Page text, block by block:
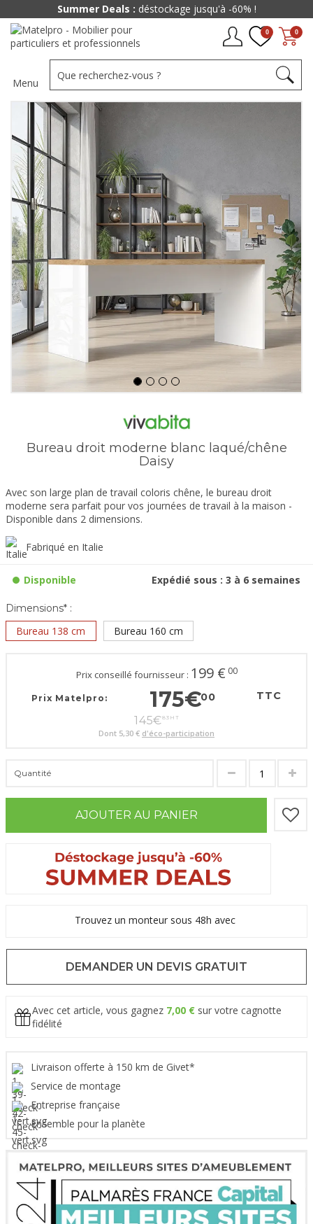
0
0
Menu
Bureau droit moderne blanc laqué/chêne
Daisy
Avec son large plan de travail coloris chêne, le bureau droit
moderne sera parfait pour vos journées de travail à la maison -
Disponible dans 2 dimensions.
Fabriqué en Italie
Disponible Expédié sous : 3 à 6 semaines
Dimensions* :
Bureau 138 cm Bureau 160 cm
Prix conseillé fournisseur : 199 € 00
Prix Matelpro: 175€00 TTC
145€83 HT
Dont 5,30 € d'éco-participation
Quantité
AJOUTER AU PANIER
Trouvez un monteur sous 48h avec
DEMANDER UN DEVIS GRATUIT
Avec cet article, vous gagnez 7,00 € sur votre cagnotte
fidélité
Livraison offerte à 150 km de Givet*
Service de montage
Entreprise française
Ensemble pour la planète
Summer Deals : déstockage jusqu'à -60% !